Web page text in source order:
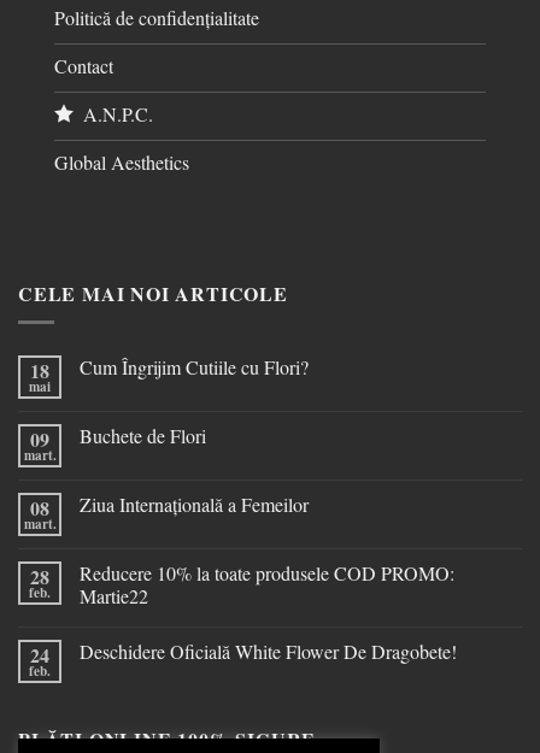
Politică de confidențialitate
Contact
A.N.P.C.
Global Aesthetics
CELE MAI NOI ARTICOLE
18
mai
Cum Îngrijim Cutiile cu Flori?
09
mart.
Buchete de Flori
08
mart.
Ziua Internațională a Femeilor
28
feb.
Reducere 10% la toate produsele COD PROMO:
Martie22
24
feb.
Deschidere Oficială White Flower De Dragobete!
PLĂȚI ONLINE 100% SIGURE